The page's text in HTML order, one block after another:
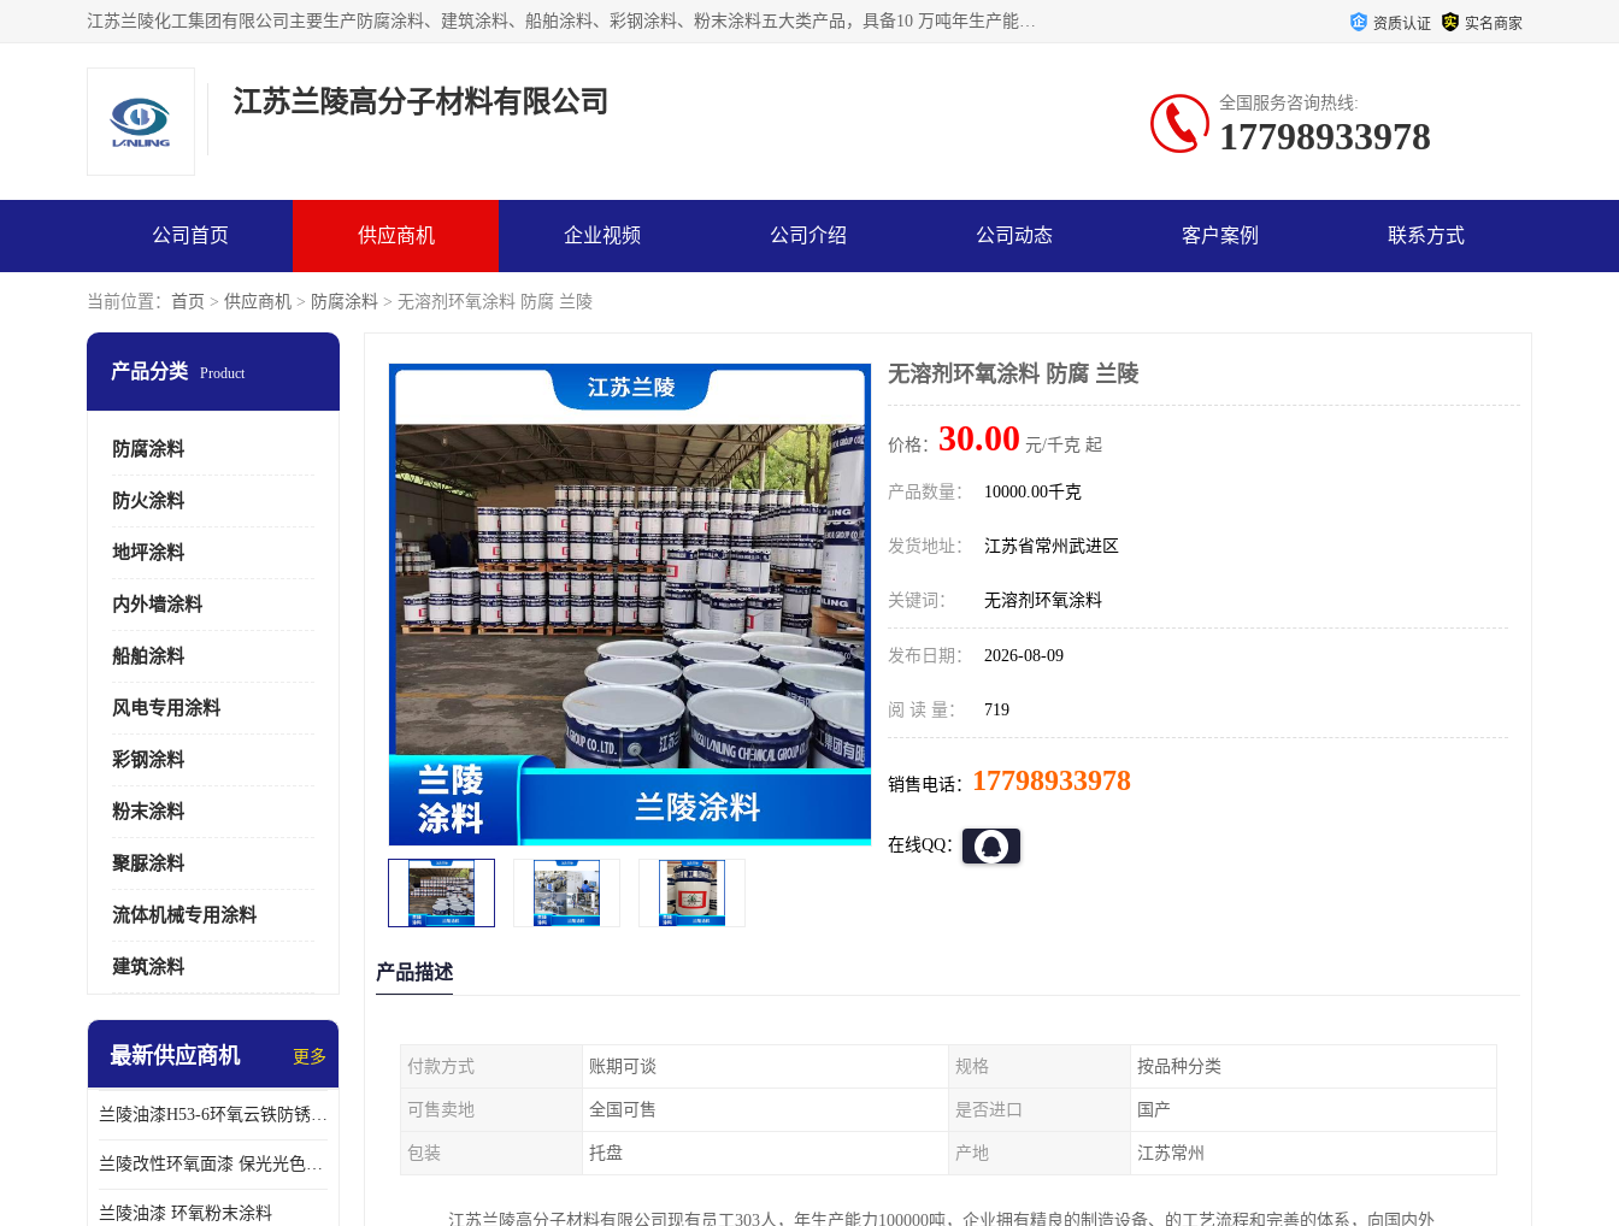
江苏兰陵化工集团有限公司主要生产防腐涂料、建筑涂料、船舶涂料、彩钢涂料、粉末涂料五大类产品，具备10 万吨年生产能力，可以提供优质精良的涂装施工服务，产品广销全国各地，大量出口亚非欧及拉美等国家。 资质认证 实名商家
江苏兰陵高分子材料有限公司 全国服务咨询热线:
17798933978
公司首页 供应商机 企业视频 公司介绍 公司动态 客户案例 联系方式
当前位置： 首页 > 供应商机 > 防腐涂料 > 无溶剂环氧涂料 防腐 兰陵
产品分类 Product
防腐涂料
防火涂料
地坪涂料
内外墙涂料
船舶涂料
风电专用涂料
彩钢涂料
粉末涂料
聚脲涂料
流体机械专用涂料
建筑涂料
最新供应商机 更多
兰陵油漆H53-6环氧云铁防锈漆链接性能强
兰陵改性环氧面漆 保光光色性更好 适用于室外防腐耐候性好
兰陵油漆 环氧粉末涂料
无溶剂环氧涂料 防腐 兰陵
价格： 30.00 元/千克 起
产品数量： 10000.00千克
发货地址： 江苏省常州武进区
关键词： 无溶剂环氧涂料
发布日期： 2026-08-09
阅 读 量： 719
销售电话： 17798933978
在线QQ：
产品描述
付款方式 账期可谈 规格 按品种分类
可售卖地 全国可售 是否进口 国产
包装 托盘 产地 江苏常州
江苏兰陵高分子材料有限公司现有员工303人，年生产能力100000吨，企业拥有精良的制造设备、的工艺流程和完善的体系，向国内外